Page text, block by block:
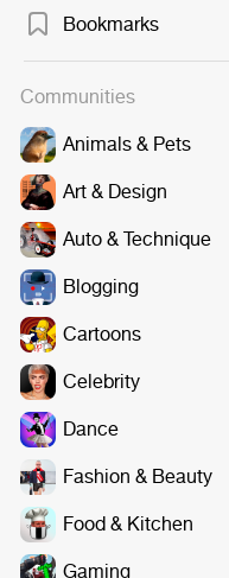
Bookmarks
Communities
Animals & Pets
Art & Design
Auto & Technique
Blogging
Cartoons
Celebrity
Dance
Fashion & Beauty
Food & Kitchen
Gaming